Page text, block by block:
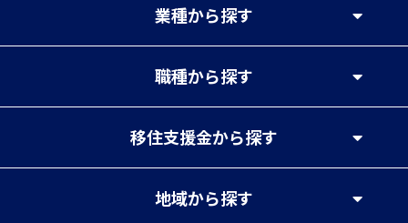
業種から探す
職種から探す
移住支援金から探す
地域から探す